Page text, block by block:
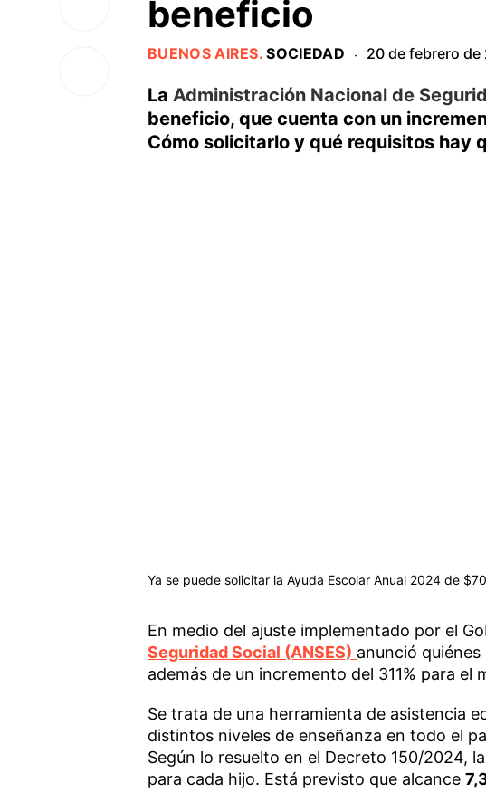
beneficio
BUENOS AIRES.SOCIEDAD · 20 de febrero de
La Administración Nacional de
beneficio, que cuenta con un
Cómo solicitarlo y qué requisitos hay
Ya se puede solicitar la Ayuda Escolar Anual 2024 de
En medio del ajuste implementado por el
Seguridad Social (ANSES) anunció
además de un incremento del 311% para el
Se trata de una herramienta de asistencia
distintos niveles de enseñanza en todo el
Según lo resuelto en el Decreto 150/2024,
para cada hijo. Está previsto que alcance